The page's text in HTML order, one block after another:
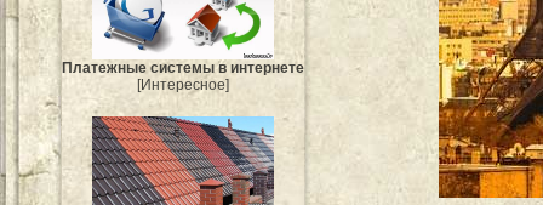
Платежные системы в интернете
[Интересное]